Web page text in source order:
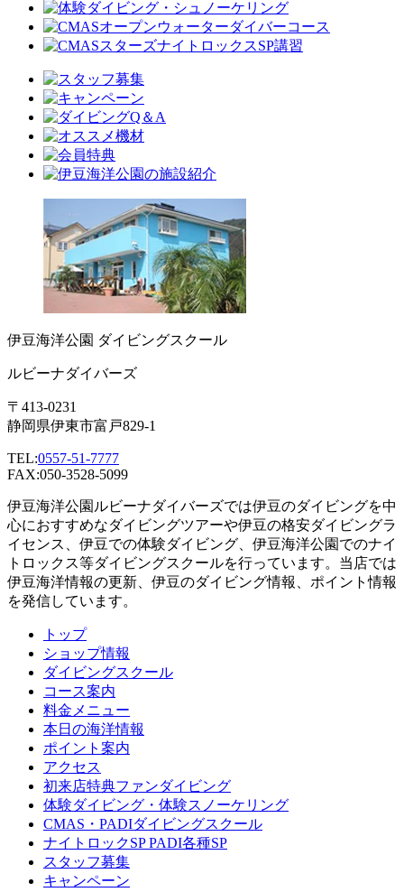
伊豆海洋公園 ダイビングスクール
ルビーナダイバーズ
〒413-0231
静岡県伊東市富戸829-1
TEL:0557-51-7777
FAX:050-3528-5099
伊豆海洋公園ルビーナダイバーズでは伊豆のダイビングを中
心におすすめなダイビングツアーや伊豆の格安ダイビングラ
イセンス、伊豆での体験ダイビング、伊豆海洋公園でのナイ
トロックス等ダイビングスクールを行っています。当店では
伊豆海洋情報の更新、伊豆のダイビング情報、ポイント情報
を発信しています。
トップ
ショップ情報
ダイビングスクール
コース案内
料金メニュー
本日の海洋情報
ポイント案内
アクセス
初来店特典ファンダイビング
体験ダイビング・体験スノーケリング
CMAS・PADIダイビングスクール
ナイトロックSP PADI各種SP
スタッフ募集
キャンペーン